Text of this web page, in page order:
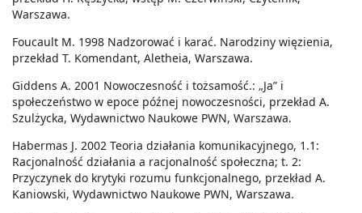
Warszawa.
Foucault M. 1998 Nadzorować i karać. Narodziny więzienia,
przekład T. Komendant, Aletheia, Warszawa.
Giddens A. 2001 Nowoczesność i tożsamość.: „Ja” i
społeczeństwo w epoce późnej nowoczesności, przekład A.
Szulżycka, Wydawnictwo Naukowe PWN, Warszawa.
Habermas J. 2002 Teoria działania komunikacyjnego, 1.1:
Racjonalność działania a racjonalność społeczna; t. 2:
Przyczynek do krytyki rozumu funkcjonalnego, przekład A.
Kaniowski, Wydawnictwo Naukowe PWN, Warszawa.